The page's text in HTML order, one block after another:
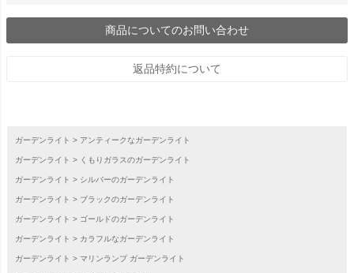
商品についてのお問い合わせ
返品特約について
ガーデンライト アンティークなガーデンライト
ガーデンライト くもりガラスのガーデンライト
ガーデンライト シルバーのガーデンライト
ガーデンライト ブラックのガーデンライト
ガーデンライト ゴールドのガーデンライト
ガーデンライト カラフルなガーデンライト
ガーデンライト マリンランプ ガーデンライト